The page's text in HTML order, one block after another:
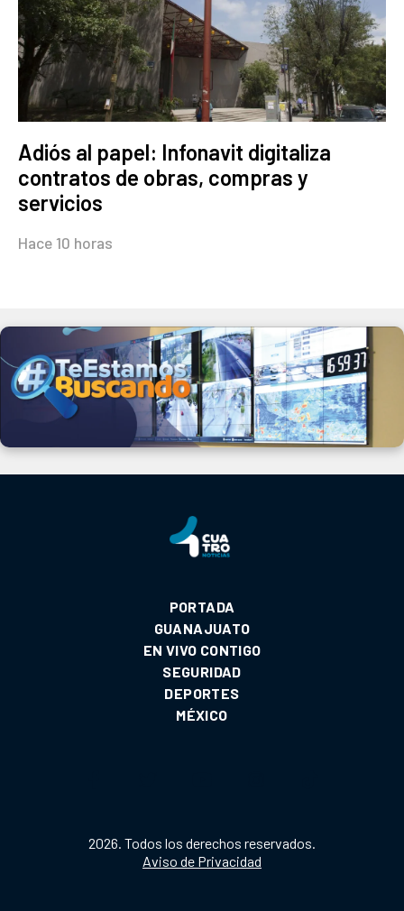
Adiós al papel: Infonavit digitaliza
contratos de obras, compras y
servicios
Hace 10 horas
PORTADA
GUANAJUATO
EN VIVO CONTIGO
SEGURIDAD
DEPORTES
MÉXICO
2026. Todos los derechos reservados.
Aviso de Privacidad